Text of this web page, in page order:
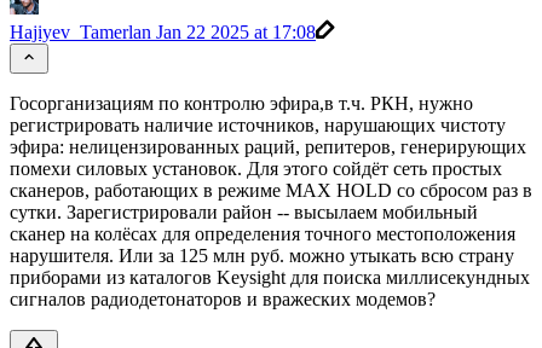
Hajiyev_Tamerlan Jan 22 2025 at 17:08
Госорганизациям по контролю эфира,в т.ч. РКН, нужно
регистрировать наличие источников, нарушающих чистоту
эфира: нелицензированных раций, репитеров, генерирующих
помехи силовых установок. Для этого сойдёт сеть простых
сканеров, работающих в режиме MAX HOLD со сбросом раз в
сутки. Зарегистрировали район -- высылаем мобильный
сканер на колёсах для определения точного местоположения
нарушителя. Или за 125 млн руб. можно утыкать всю страну
приборами из каталогов Keysight для поиска миллисекундных
сигналов радиодетонаторов и вражеских модемов?